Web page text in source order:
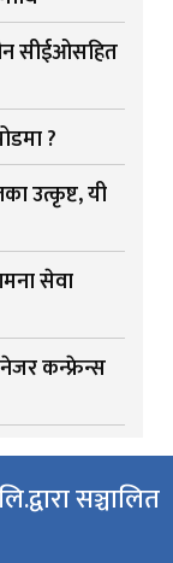
सीईओसहित
?
उत्कृष्ट, यी
सेवा
कन्फ्रेन्स
सञ्चालित